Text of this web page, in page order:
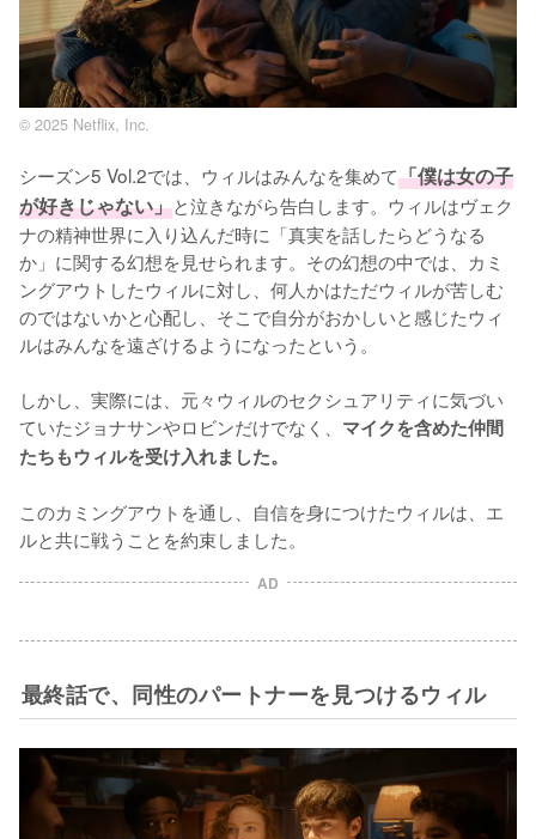
© 2025 Netflix, Inc.
シーズン5 Vol.2では、ウィルはみんなを集めて「僕は女の子
が好きじゃない」と泣きながら告白します。ウィルはヴェク
ナの精神世界に入り込んだ時に「真実を話したらどうなる
か」に関する幻想を見せられます。その幻想の中では、カミ
ングアウトしたウィルに対し、何人かはただウィルが苦しむ
のではないかと心配し、そこで自分がおかしいと感じたウィ
ルはみんなを遠ざけるようになったという。
しかし、実際には、元々ウィルのセクシュアリティに気づい
ていたジョナサンやロビンだけでなく、 マイクを含めた仲間
たちもウィルを受け入れました。
このカミングアウトを通し、自信を身につけたウィルは、エ
ルと共に戦うことを約束しました。
AD
最終話で、同性のパートナーを見つけるウィル